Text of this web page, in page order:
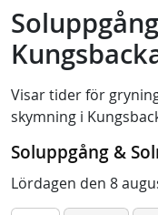
Visar tider för
skymning i
Soluppgång &
Lördagen den 8